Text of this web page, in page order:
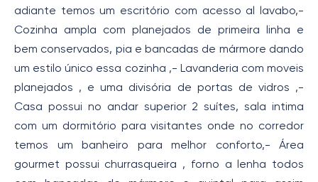
adiante temos um escritório com acesso al lavabo,-
Cozinha ampla com planejados de primeira linha e
bem conservados, pia e bancadas de mármore dando
um estilo único essa cozinha ,- Lavanderia com moveis
planejados , e uma divisória de portas de vidros ,-
Casa possui no andar superior 2 suítes, sala intima
com um dormitório para visitantes onde no corredor
temos um banheiro para melhor conforto,- Área
gourmet possui churrasqueira , forno a lenha todos